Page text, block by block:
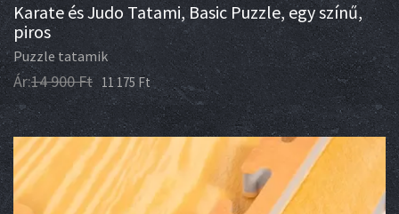
Karate és Judo Tatami, Basic Puzzle, egy színű,
piros
Puzzle tatamik
Ár:14 900Ft 11 175Ft